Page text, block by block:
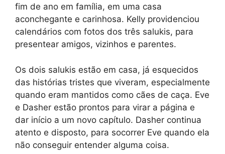
fim de ano em família, em uma casa
aconchegante e carinhosa. Kelly providenciou
calendários com fotos dos três salukis, para
presentear amigos, vizinhos e parentes.
Os dois salukis estão em casa, já esquecidos
das histórias tristes que viveram, especialmente
quando eram mantidos como cães de caça. Eve
e Dasher estão prontos para virar a página e
dar início a um novo capítulo. Dasher continua
atento e disposto, para socorrer Eve quando ela
não conseguir entender alguma coisa.